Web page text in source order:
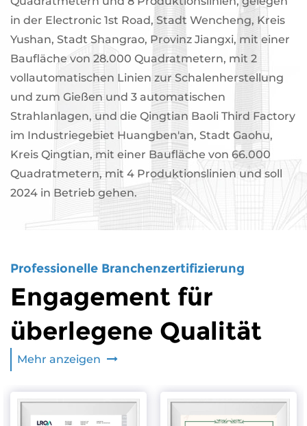
in der Electronic 1st Road, Stadt Wencheng, Kreis
Yushan, Stadt Shangrao, Provinz Jiangxi, mit einer
Baufläche von 28.000 Quadratmetern, mit 2
vollautomatischen Linien zur Schalenherstellung
und zum Gießen und 3 automatischen
Strahlanlagen, und die Qingtian Baoli Third Factory
im Industriegebiet Huangben'an, Stadt Gaohu,
Kreis Qingtian, mit einer Baufläche von 66.000
Quadratmetern, mit 4 Produktionslinien und soll
2024 in Betrieb gehen.
Professionelle Branchenzertifizierung
Engagement für
überlegene Qualität
Mehr anzeigen